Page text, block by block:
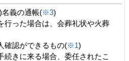
義の通帳(※3)
行った場合は、会葬礼状や火葬
確認ができるもの(※1)
続きに来る場合、委任されたこ